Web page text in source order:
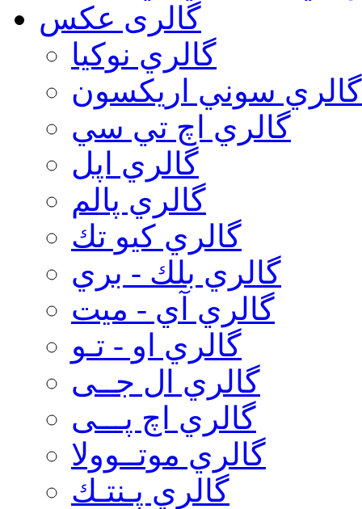
گالری عکس
گالري نوكيا
گالري سوني اريكسون
گالري اچ تي سي
گالري اپل
گالري پالم
گالري كيو تك
گالري بلك - بري
گالري آي - ميت
گالري او - تـو
گالري ال جــی
گالري اچ پـــی
گالري موتــوولا
گالري پـنتـك